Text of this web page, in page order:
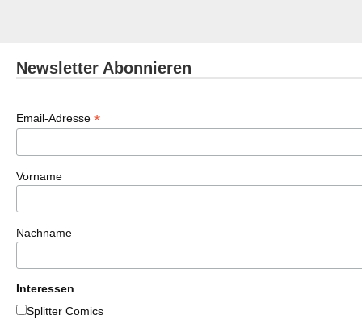
Newsletter Abonnieren
Email-Adresse *
Vorname
Nachname
Interessen
Splitter Comics